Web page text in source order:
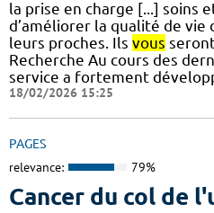
la prise en charge [...] soins
d’améliorer la qualité de vie
leurs proches. Ils vous
Recherche Au cours des
service a fortement
18/02/2026 15:25
PAGES
relevance: 79%
Cancer du col de